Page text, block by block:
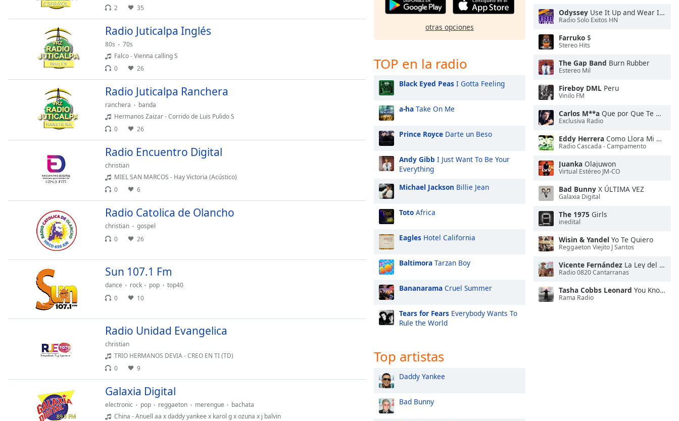
Chapters
descriptions
off,
selected
subtitles
settings,
subtitles
settings
selected
2
35
Radio Juticalpa Inglés
80s
70s
Falco - Vienna calling S
0
26
Radio Juticalpa Ranchera
ranchera
banda
Hermanos Zaizar - Corrido de Luis Pulido S
0
26
Radio Encuentro Digital
christian
MIEL SAN MARCOS - Hay Victoria (Acústico)
0
6
Radio Catolica de Olancho
christian
gospel
0
26
Sun 107.1 Fm
dance rock pop
top40
0
10
Radio Unidad Evangelica
christian
TRIO HERMANOS DEVIA - CREO EN TI (TD)
0
9
Galaxia Digital
electronic pop reggaeton merengue
bachata
China - Anuell aa x daddy yankee x karol g x ozuna x j balvin
otras opciones
TOP en la radio
Black Eyed Peas I Gotta Feeling
a-ha Take On Me
Prince Royce Darte un Beso
Andy Gibb I Just Want To Be Your
Everything
Michael Jackson Billie Jean
Toto Africa
Eagles Hotel California
Baltimora Tarzan Boy
Bananarama Cruel Summer
Tears for Fears Everybody Wants To
Rule the World
Top artistas
Daddy Yankee
Bad Bunny
Odyssey Use It Up and Wear It Out
Radio Solo Exitos HN
Farruko $
Stereo Hits
The Gap Band Burn Rubber
Estereo Mil
Fireboy DML Peru
Vinilo FM
Carlos M**a Que por Que Te Quiero
Exclusiva Radio
Eddy Herrera Como Llora Mi Alma
Radio Cascada - Campamento
Juanka Olajuwon
Virtual Estéreo JM-CO
Bad Bunny X ÚLTIMA VEZ
Galaxia Digital
The 1975 Girls
inedital
Wisin & Yandel Yo Te Quiero
Reggaeton Viejito J Santos
Vicente Fernández La Ley del Monte
Radio 0820 Cantarranas
Tasha Cobbs Leonard You Know My Name
Rama Radio